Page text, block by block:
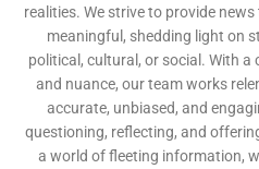
realities. We strive to provide
meaningful, shedding light on
political, cultural, or social. With
and nuance, our team works
accurate, unbiased, and
questioning, reflecting, and
a world of fleeting information,